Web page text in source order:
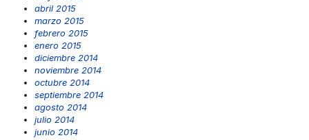
abril 2015
marzo 2015
febrero 2015
enero 2015
diciembre 2014
noviembre 2014
octubre 2014
septiembre 2014
agosto 2014
julio 2014
junio 2014